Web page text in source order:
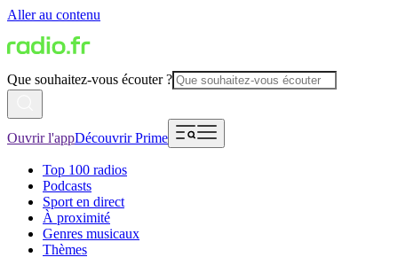
Aller au contenu
Que souhaitez-vous écouter ?
Ouvrir l'appDécouvrir Prime
Top 100 radios
Podcasts
Sport en direct
À proximité
Genres musicaux
Thèmes